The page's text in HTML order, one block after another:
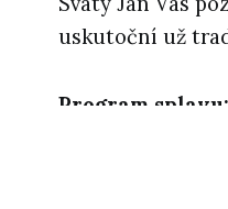
uskutoční už
Program splavu: